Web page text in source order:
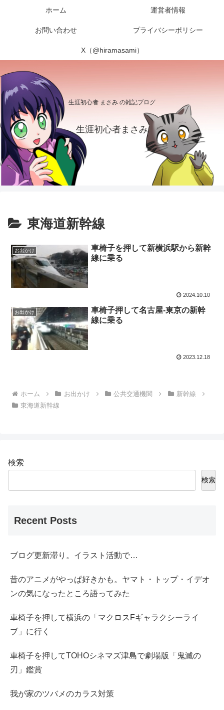
生涯初心者 まさみ の雑記ブログ
生涯初心者まさみ
ホーム 運営者情報
お問い合わせ プライバシーポリシー
X（@hiramasami）
東海道新幹線
お出かけ
車椅子を押して新横浜駅から新幹
線に乗る
2024.10.10
お出かけ
車椅子押して名古屋-東京の新幹
線に乗る
2023.12.18
ホーム お出かけ 公共交通機関
新幹線
東海道新幹線
検索
検索
Recent Posts
ブログ更新滞り。イラスト活動で…
昔のアニメがやっぱ好きかも。ヤマト・トップ・イデオ
ンの気になったところ語ってみた
車椅子を押して横浜の「マクロスFギャラクシーライ
ブ」に行く
車椅子を押してTOHOシネマズ津島で劇場版「鬼滅の
刃」鑑賞
我が家のツバメのカラス対策